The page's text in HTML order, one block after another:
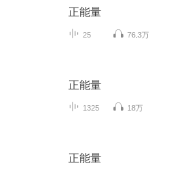
正能量
25 76.3万
正能量
1325 18万
正能量